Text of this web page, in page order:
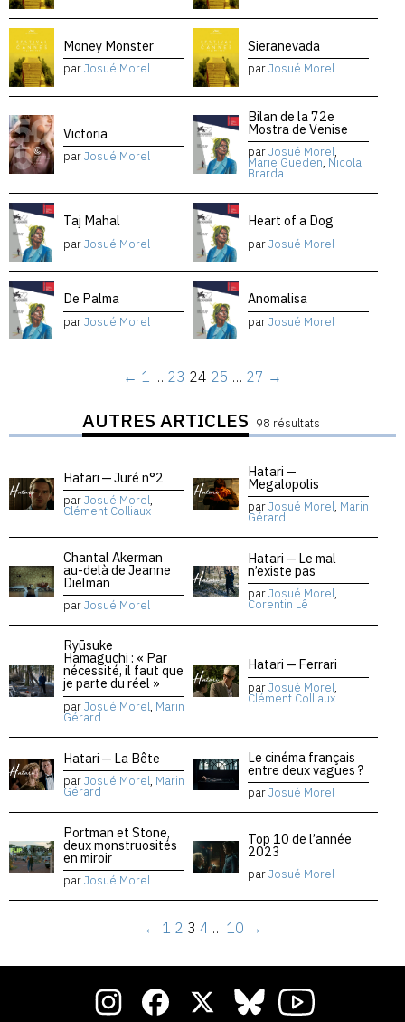
Money Monster
parJosué Morel
Sieranevada
parJosué Morel
Victoria
parJosué Morel
Bilan de la 72e
Mostra de Venise
parJosué Morel,
Marie Gueden, Nicola
Brarda
Taj Mahal
parJosué Morel
Heart of a Dog
parJosué Morel
De Palma
parJosué Morel
Anomalisa
parJosué Morel
← 1 … 23 24 25 … 27 →
AUTRES ARTICLES 98 résultats
Hatari — Juré n°2
parJosué Morel,
Clément Colliaux
Hatari —
Megalopolis
parJosué Morel, Marin
Gérard
Chantal Akerman
au-delà de Jeanne
Dielman
parJosué Morel
Hatari — Le mal
n’existe pas
parJosué Morel,
Corentin Lê
Ryūsuke
Hamaguchi : « Par
nécessité, il faut que
je parte du réel »
parJosué Morel, Marin
Gérard
Hatari — Ferrari
parJosué Morel,
Clément Colliaux
Hatari — La Bête
parJosué Morel, Marin
Gérard
Le cinéma français
entre deux vagues ?
parJosué Morel
Portman et Stone,
deux monstruosités
en miroir
parJosué Morel
Top 10 de l’année
2023
parJosué Morel
← 1 2 3 4 … 10 →